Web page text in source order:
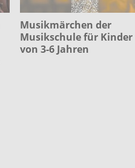
Musikmärchen der
Musikschule für Kinder
von 3-6 Jahren